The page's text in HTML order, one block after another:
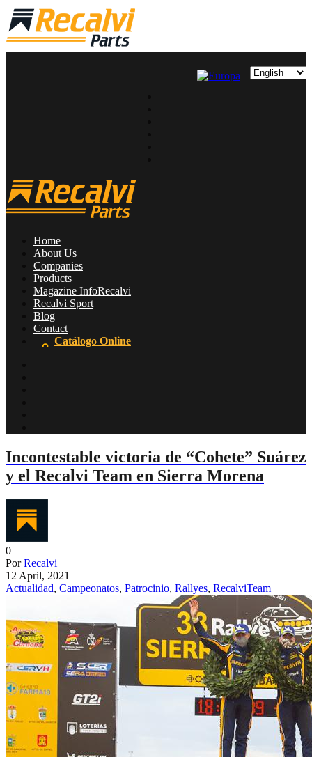
Home
About Us
Companies
Products
Magazine InfoRecalvi
Recalvi Sport
Blog
Contact
Catálogo Online
Incontestable victoria de “Cohete” Suárez
y el Recalvi Team en Sierra Morena
0
PorRecalvi
12 April, 2021
Actualidad, Campeonatos, Patrocinio, Rallyes, RecalviTeam